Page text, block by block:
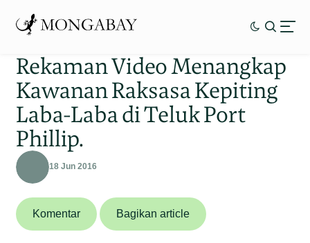
Rekaman Video Menangkap
Kawanan Raksasa Kepiting
Laba-Laba di Teluk Port
Phillip.
18 Jun 2016
Komentar Bagikan article